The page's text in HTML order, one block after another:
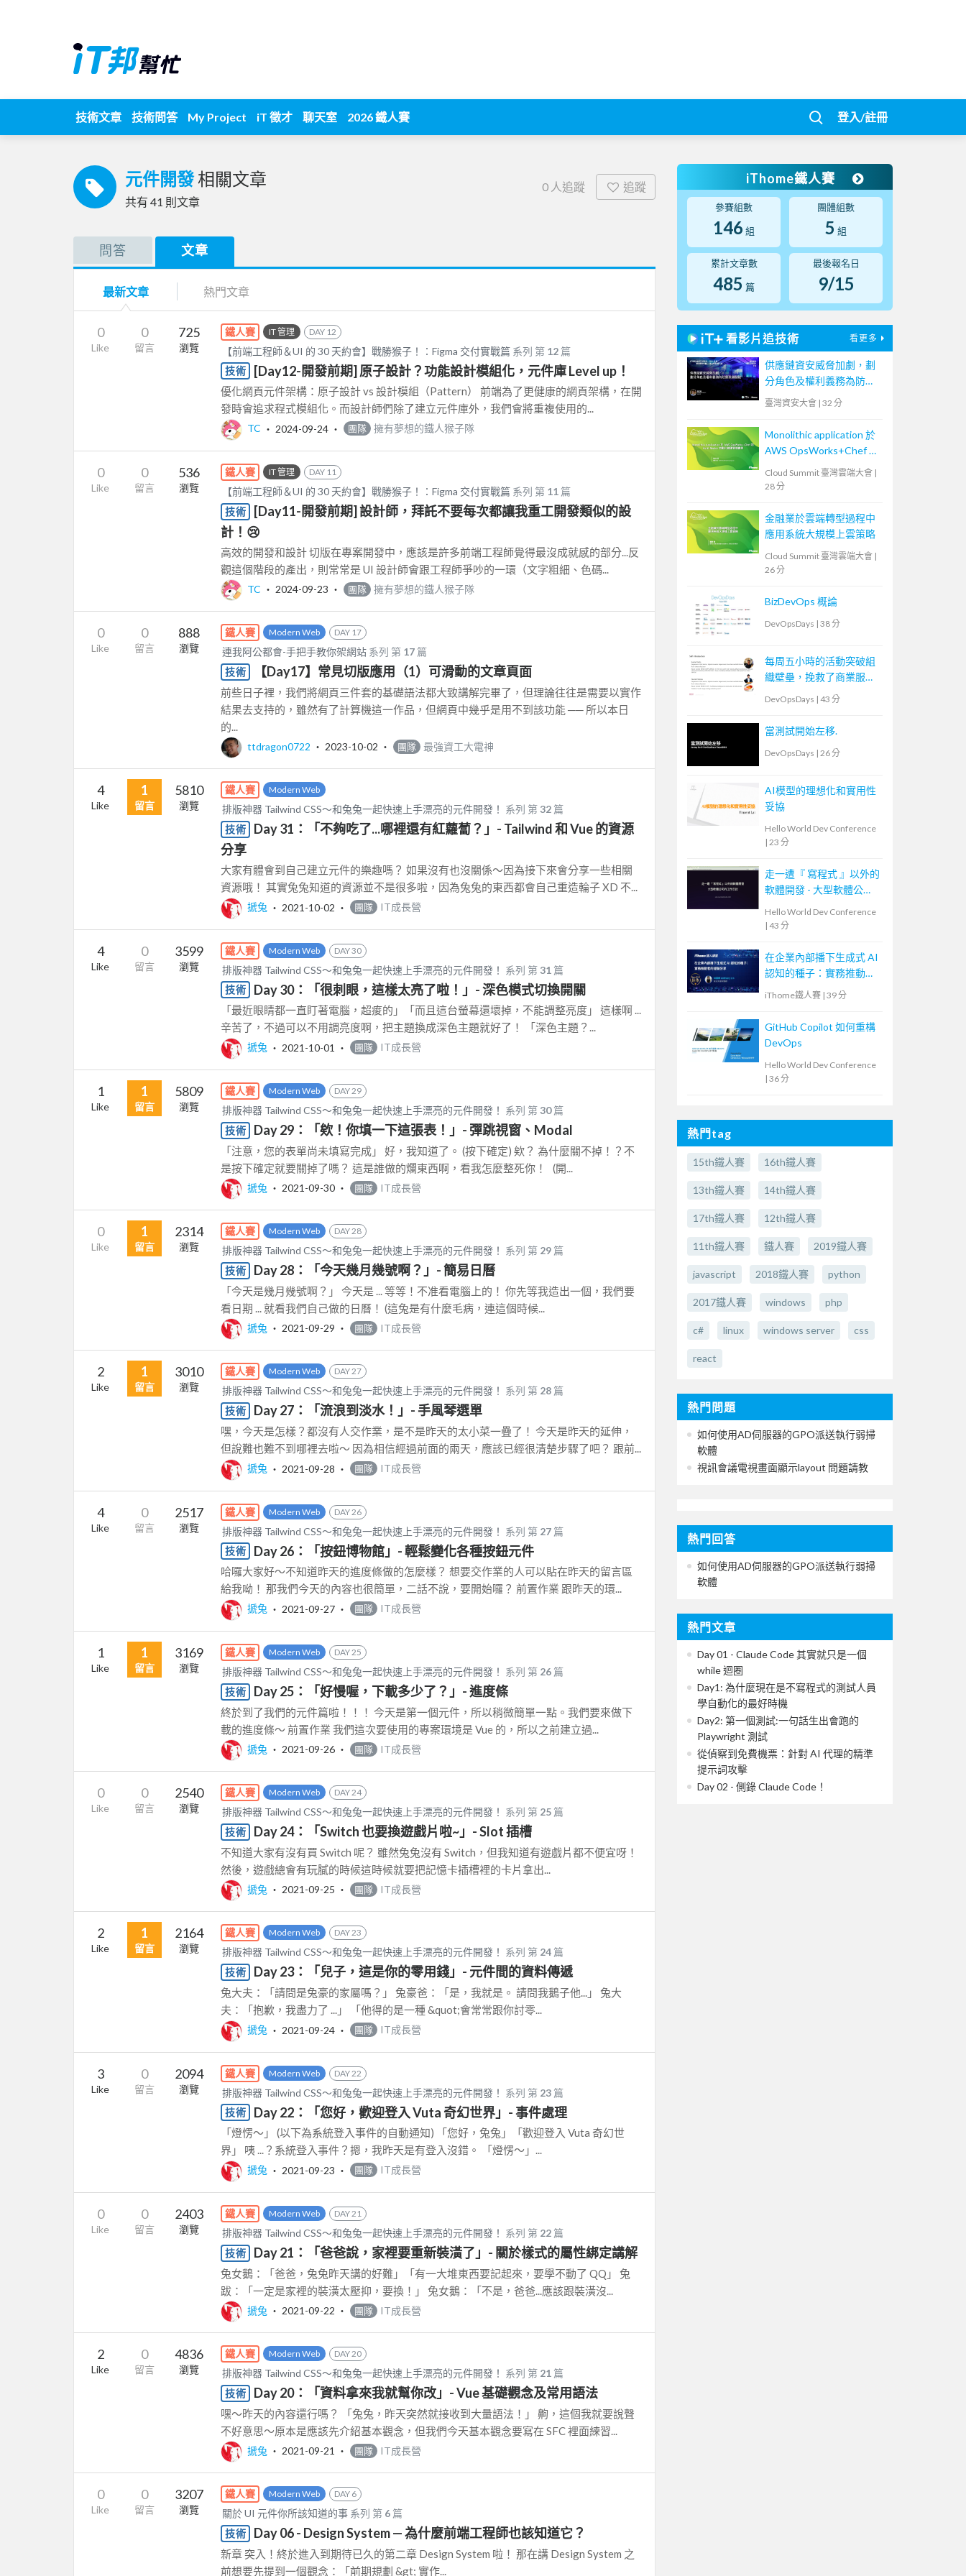
技術文章 技術問答 My Project iT 徵才 聊天室 2026 鐵人賽 登入/註冊
元件開發 相關文章
共有 41 則文章
0 人追蹤 追蹤
問答 文章
最新文章 熱門文章
0
Like
0
留言
725
瀏覽
鐵人賽 IT 管理 DAY 12
【前端工程師＆UI 的 30 天約會】戰勝猴子！：Figma 交付實戰篇 系列 第 12 篇
技術
[Day12-開發前期] 原子設計？功能設計模組化，元件庫 Level up！
優化網頁元件架構：原子設計 vs 設計模組（Pattern） 前端為了更健康的網頁架構，在開
發時會追求程式模組化。而設計師們除了建立元件庫外，我們會將重複使用的...
TC ‧ 2024-09-24 ‧ 團隊 擁有夢想的鐵人猴子隊
0
Like
0
留言
536
瀏覽
鐵人賽 IT 管理 DAY 11
【前端工程師＆UI 的 30 天約會】戰勝猴子！：Figma 交付實戰篇 系列 第 11 篇
技術
[Day11-開發前期] 設計師，拜託不要每次都讓我重工開發類似的設
計！😢
高效的開發和設計 切版在專案開發中，應該是許多前端工程師覺得最沒成就感的部分...反
觀這個階段的產出，則常常是 UI 設計師會跟工程師爭吵的一環（文字粗細、色碼...
TC ‧ 2024-09-23 ‧ 團隊 擁有夢想的鐵人猴子隊
0
Like
0
留言
888
瀏覽
鐵人賽 Modern Web DAY 17
連我阿公都會-手把手教你架網站 系列 第 17 篇
技術
【Day17】常見切版應用（1）可滑動的文章頁面
前些日子裡，我們將網頁三件套的基礎語法都大致講解完畢了，但理論往往是需要以實作
結果去支持的，雖然有了計算機這一作品，但網頁中幾乎是用不到該功能 ── 所以本日
的...
ttdragon0722 ‧ 2023-10-02 ‧ 團隊 最強資工大電神
4
Like
1
留言
5810
瀏覽
鐵人賽 Modern Web
排版神器 Tailwind CSS～和兔兔一起快速上手漂亮的元件開發！ 系列 第32 篇
技術
Day 31：「不夠吃了...哪裡還有紅蘿蔔？」- Tailwind 和 Vue 的資源
分享
大家有體會到自己建立元件的樂趣嗎？ 如果沒有也沒關係～因為接下來會分享一些相關
資源哦！ 其實兔兔知道的資源並不是很多啦，因為兔兔的東西都會自己重造輪子 XD 不...
搋兔 ‧ 2021-10-02 ‧ 團隊 IT成長營
4
Like
0
留言
3599
瀏覽
鐵人賽 Modern Web DAY 30
排版神器 Tailwind CSS～和兔兔一起快速上手漂亮的元件開發！ 系列 第31 篇
技術
Day 30：「很刺眼，這樣太亮了啦！」- 深色模式切換開關
「最近眼睛都一直盯著電腦，超痠的」「而且這台螢幕還壞掉，不能調整亮度」 這樣啊 ...
辛苦了，不過可以不用調亮度啊，把主題換成深色主題就好了！ 「深色主題？...
搋兔 ‧ 2021-10-01 ‧ 團隊 IT成長營
1
Like
1
留言
5809
瀏覽
鐵人賽 Modern Web DAY 29
排版神器 Tailwind CSS～和兔兔一起快速上手漂亮的元件開發！ 系列 第30篇
技術
Day 29：「欸！你填一下這張表！」- 彈跳視窗、Modal
「注意，您的表單尚未填寫完成」 好，我知道了。 (按下確定) 欸？ 為什麼關不掉！？不
是按下確定就要關掉了嗎？ 這是誰做的爛東西啊，看我怎麼整死你！ (開...
搋兔 ‧ 2021-09-30 ‧ 團隊 IT成長營
0
Like
1
留言
2314
瀏覽
鐵人賽 Modern Web DAY 28
排版神器 Tailwind CSS～和兔兔一起快速上手漂亮的元件開發！ 系列 第 29 篇
技術
Day 28：「今天幾月幾號啊？」- 簡易日曆
「今天是幾月幾號啊？」 今天是 ... 等等！不准看電腦上的！ 你先等我造出一個，我們要
看日期 ... 就看我們自己做的日曆！ (這兔是有什麼毛病，連這個時候...
搋兔 ‧ 2021-09-29 ‧ 團隊 IT成長營
2
Like
1
留言
3010
瀏覽
鐵人賽 Modern Web DAY 27
排版神器 Tailwind CSS～和兔兔一起快速上手漂亮的元件開發！ 系列 第 28 篇
技術
Day 27：「流浪到淡水！」- 手風琴選單
嘿，今天是怎樣？都沒有人交作業，是不是昨天的太小菜一疊了！ 今天是昨天的延伸，
但說難也難不到哪裡去啦～ 因為相信經過前面的兩天，應該已經很清楚步驟了吧？ 跟前...
搋兔 ‧ 2021-09-28 ‧ 團隊 IT成長營
4
Like
0
留言
2517
瀏覽
鐵人賽 Modern Web DAY 26
排版神器 Tailwind CSS～和兔兔一起快速上手漂亮的元件開發！ 系列 第 27 篇
技術
Day 26：「按鈕博物館」- 輕鬆變化各種按鈕元件
哈囉大家好～不知道昨天的進度條做的怎麼樣？ 想要交作業的人可以貼在昨天的留言區
給我呦！ 那我們今天的內容也很簡單，二話不說，要開始囉？ 前置作業 跟昨天的環...
搋兔 ‧ 2021-09-27 ‧ 團隊 IT成長營
1
Like
1
留言
3169
瀏覽
鐵人賽 Modern Web DAY 25
排版神器 Tailwind CSS～和兔兔一起快速上手漂亮的元件開發！ 系列 第 26 篇
技術
Day 25：「好慢喔，下載多少了？」- 進度條
終於到了我們的元件篇啦！！！ 今天是第一個元件，所以稍微簡單一點。我們要來做下
載的進度條～ 前置作業 我們這次要使用的專案環境是 Vue 的，所以之前建立過...
搋兔 ‧ 2021-09-26 ‧ 團隊 IT成長營
0
Like
0
留言
2540
瀏覽
鐵人賽 Modern Web DAY 24
排版神器 Tailwind CSS～和兔兔一起快速上手漂亮的元件開發！ 系列 第 25 篇
技術
Day 24：「Switch 也要換遊戲片啦~」- Slot 插槽
不知道大家有沒有買 Switch 呢？ 雖然兔兔沒有 Switch，但我知道有遊戲片都不便宜呀！
然後，遊戲總會有玩膩的時候這時候就要把記憶卡插槽裡的卡片拿出...
搋兔 ‧ 2021-09-25 ‧ 團隊 IT成長營
2
Like
1
留言
2164
瀏覽
鐵人賽 Modern Web DAY 23
排版神器 Tailwind CSS～和兔兔一起快速上手漂亮的元件開發！ 系列 第 24 篇
技術
Day 23：「兒子，這是你的零用錢」- 元件間的資料傳遞
兔大夫：「請問是兔豪的家屬嗎？」 兔豪爸：「是，我就是。 請問我鵝子他...」 兔大
夫：「抱歉，我盡力了 ...」 「他得的是一種 &quot;會常常跟你討零...
搋兔 ‧ 2021-09-24 ‧ 團隊 IT成長營
3
Like
0
留言
2094
瀏覽
鐵人賽 Modern Web DAY 22
排版神器 Tailwind CSS～和兔兔一起快速上手漂亮的元件開發！ 系列 第 23 篇
技術
Day 22：「您好，歡迎登入 Vuta 奇幻世界」- 事件處理
「燈愣～」 (以下為系統登入事件的自動通知) 「您好，兔兔」「歡迎登入 Vuta 奇幻世
界」 咦 ...？系統登入事件？摁，我昨天是有登入沒錯。 「燈愣～」...
搋兔 ‧ 2021-09-23 ‧ 團隊 IT成長營
0
Like
0
留言
2403
瀏覽
鐵人賽 Modern Web DAY 21
排版神器 Tailwind CSS～和兔兔一起快速上手漂亮的元件開發！ 系列 第 22 篇
技術
Day 21：「爸爸說，家裡要重新裝潢了」- 關於樣式的屬性綁定講解
兔女鵝：「爸爸，兔兔昨天講的好難」「有一大堆東西要記起來，要學不動了 QQ」 兔
跋：「一定是家裡的裝潢太壓抑，要換！」 兔女鵝：「不是，爸爸...應該跟裝潢沒...
搋兔 ‧ 2021-09-22 ‧ 團隊 IT成長營
2
Like
0
留言
4836
瀏覽
鐵人賽 Modern Web DAY 20
排版神器 Tailwind CSS～和兔兔一起快速上手漂亮的元件開發！ 系列 第 21 篇
技術
Day 20：「資料拿來我就幫你改」- Vue 基礎觀念及常用語法
嘿～昨天的內容還行嗎？ 「兔兔，昨天突然就接收到大量語法！」 齁，這個我就要說聲
不好意思～原本是應該先介紹基本觀念，但我們今天基本觀念要寫在 SFC 裡面練習...
搋兔 ‧ 2021-09-21 ‧ 團隊 IT成長營
0
Like
0
留言
3207
瀏覽
鐵人賽 Modern Web DAY 6
關於 UI 元件你所該知道的事 系列 第 6 篇
技術
Day 06 - Design System — 為什麼前端工程師也該知道它？
新章 突入！終於進入到期待已久的第二章 Design System 啦！ 那在講 Design System 之
前想要先提到一個觀念：「前期規劃 &gt; 實作...
iThome鐵人賽
參賽組數
146 組
團體組數
5 組
累計文章數
485 篇
最後報名日
9/15
看影片追技術 看更多
供應鏈資安威脅加劇，劃
分角色及權利義務為防禦
致勝關鍵
臺灣資安大會 | 32 分
Monolithic application 於
AWS OpsWorks+Chef 的
Multi-Region 自動化維運
管理實例
Cloud Summit 臺灣雲端大會 |
28 分
金融業於雲端轉型過程中
應用系統大規模上雲策略
Cloud Summit 臺灣雲端大會 |
26 分
BizDevOps 概論
DevOpsDays | 38 分
每周五小時的活動突破組
織壁壘，挽救了商業服務
DevOpsDays | 43 分
當測試開始左移.
DevOpsDays | 26 分
AI模型的理想化和實用性
妥協
Hello World Dev Conference
| 23 分
走一遭『 寫程式 』以外的
軟體開發 - 大型軟體公司
Hello World Dev Conference
| 43 分
在企業內部播下生成式 AI
認知的種子：實務推動者
的經驗分享
iThome鐵人賽 | 39 分
GitHub Copilot 如何重構
DevOps
Hello World Dev Conference
| 36 分
熱門tag
15th鐵人賽 16th鐵人賽
13th鐵人賽 14th鐵人賽
17th鐵人賽 12th鐵人賽
11th鐵人賽 鐵人賽 2019鐵人賽
javascript 2018鐵人賽 python
2017鐵人賽 windows php
c# linux windows server css
react
熱門問題
如何使用AD伺服器的GPO派送執行弱掃
軟體
視訊會議電視畫面顯示layout 問題請教
熱門回答
如何使用AD伺服器的GPO派送執行弱掃
軟體
熱門文章
Day 01 - Claude Code 其實就只是一個
while 迴圈
Day1: 為什麼現在是不寫程式的測試人員
學自動化的最好時機
Day2: 第一個測試:一句話生出會跑的
Playwright 測試
從偵察到免費機票：針對 AI 代理的精準
提示詞攻擊
Day 02 - 側錄 Claude Code！